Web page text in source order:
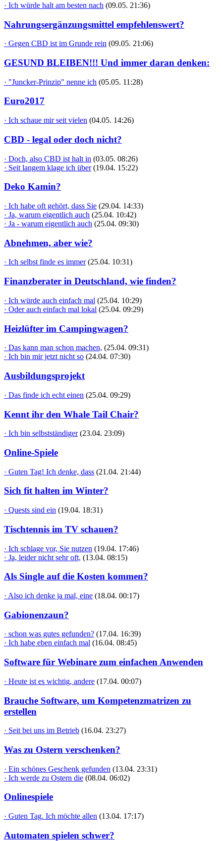
· Ich würde halt am besten nach (09.05. 21:36)
Nahrungsergänzungsmittel empfehlenswert?
· Gegen CBD ist im Grunde rein (09.05. 21:06)
GESUND BLEIBEN!!! Und immer daran denken:
· "Juncker-Prinzip" nenne ich (05.05. 11:28)
Euro2017
· Ich schaue mir seit vielen (04.05. 14:26)
CBD - legal oder doch nicht?
· Doch, also CBD ist halt in (03.05. 08:26)
· Seit langem klage ich über (19.04. 15:22)
Deko Kamin?
· Ich habe oft gehört, dass Sie (29.04. 14:33)
· Ja, warum eigentlich auch (25.04. 10:42)
· Ja - warum eigentlich auch (25.04. 09:30)
Abnehmen, aber wie?
· Ich selbst finde es immer (25.04. 10:31)
Finanzberater in Deutschland, wie finden?
· Ich würde auch einfach mal (25.04. 10:29)
· Oder auch einfach mal lokal (25.04. 09:29)
Heizlüfter im Campingwagen?
· Das kann man schon machen, (25.04. 09:31)
· Ich bin mir jetzt nicht so (24.04. 07:30)
Ausbildungsprojekt
· Das finde ich echt einen (25.04. 09:29)
Kennt ihr den Whale Tail Chair?
· Ich bin selbstständiger (23.04. 23:09)
Online-Spiele
· Guten Tag! Ich denke, dass (21.04. 21:44)
Sich fit halten im Winter?
· Quests sind ein (19.04. 18:31)
Tischtennis im TV schauen?
· Ich schlage vor, Sie nutzen (19.04. 17:46)
· Ja, leider nicht sehr oft, (13.04. 08:15)
Als Single auf die Kosten kommen?
· Also ich denke ja mal, eine (18.04. 00:17)
Gabionenzaun?
· schon was gutes gefunden? (17.04. 16:39)
· Ich habe eben einfach mal (16.04. 08:45)
Software für Webinare zum einfachen Anwenden
· Heute ist es wichtig, andere (17.04. 00:07)
Brauche Software, um Kompetenzmatrizen zu
erstellen
· Seit bei uns im Betrieb (16.04. 23:27)
Was zu Ostern verschenken?
· Ein schönes Geschenk gefunden (13.04. 23:31)
· Ich werde zu Ostern die (08.04. 06:02)
Onlinespiele
· Guten Tag. Ich möchte allen (13.04. 17:17)
Automaten spielen schwer?